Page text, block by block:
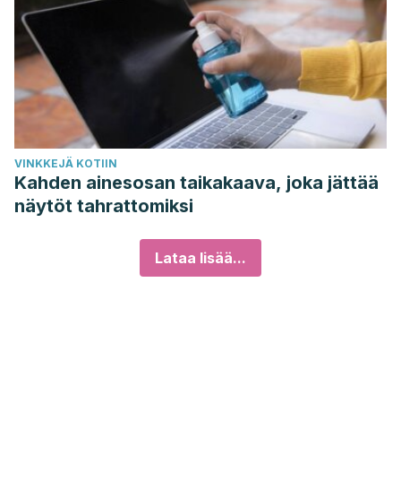
VINKKEJÄ KOTIIN
Kahden ainesosan taikakaava, joka jättää
näytöt tahrattomiksi
Lataa lisää...